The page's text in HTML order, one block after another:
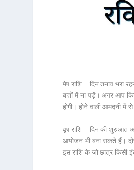
मेष राशि – दिन तनाव भरा
बातों में ना पड़ें। अगर आप
होगी। होने वाली आमदनी में
वृष राशि – दिन की शुरुआत
आयोजन भी बना सकते हैं।
इस राशि के जो छात्र किसी